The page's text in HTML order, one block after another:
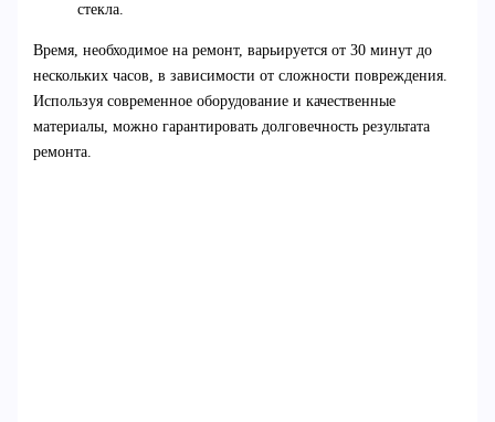
стекла.
Время, необходимое на ремонт, варьируется от 30 минут до
нескольких часов, в зависимости от сложности повреждения.
Используя современное оборудование и качественные
материалы, можно гарантировать долговечность результата
ремонта.